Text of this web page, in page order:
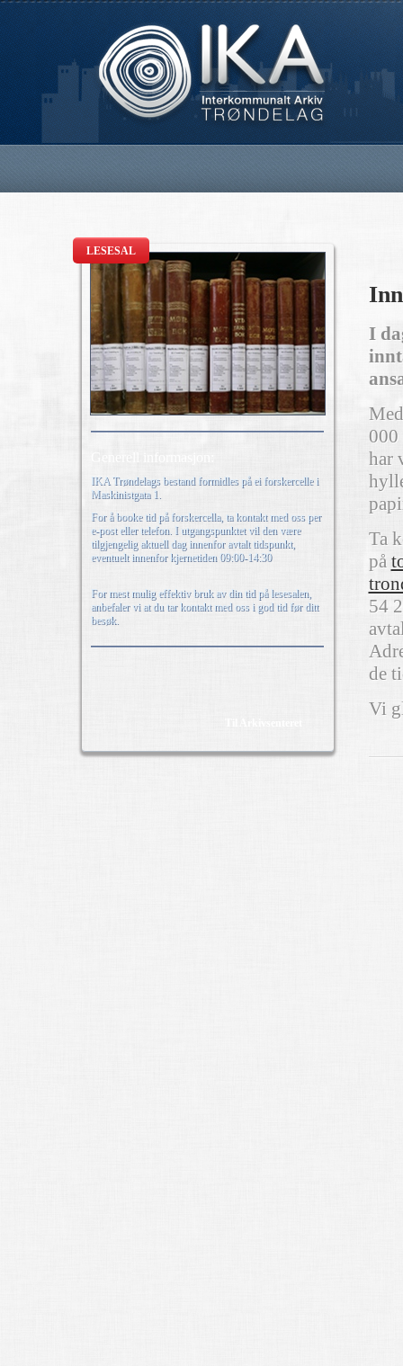
LESESAL
IKA Trøndelags bestand formidles på ei forskercelle i
Maskinistgata 1.
For å booke tid på forskercella, ta kontakt med oss per
e-post eller telefon. I utgangspunktet vil den være
tilgjengelig aktuell dag innenfor avtalt tidspunkt,
eventuelt innenfor kjernetiden 09:00-14:30
For mest mulig effektiv bruk av din tid på lesesalen,
anbefaler vi at du tar kontakt med oss i god tid før ditt
besøk.
I
000
har
Ta
på
54
de
Vi